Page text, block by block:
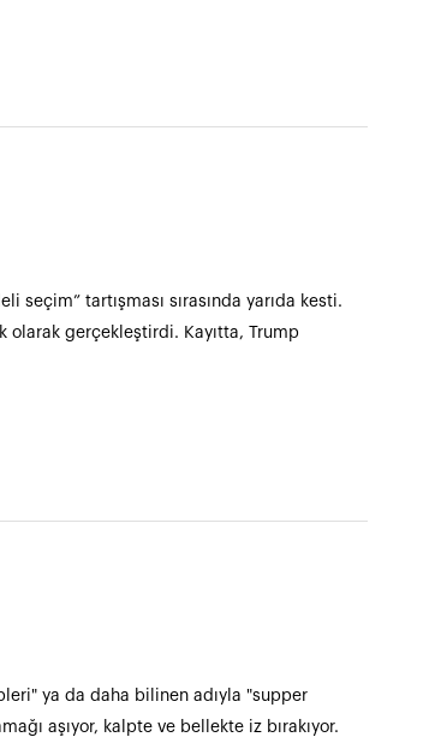
tartışması sırasında yarıda kesti.
olarak gerçekleştirdi. Kayıtta, Trump
ya da daha bilinen adıyla "supper
aşıyor, kalpte ve bellekte iz bırakıyor.